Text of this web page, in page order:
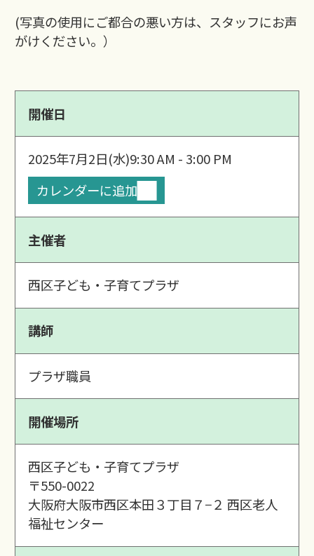
(写真の使用にご都合の悪い方は、スタッフにお声
がけください。）
開催日
2025年7月2日(水)9:30 AM - 3:00 PM
カレンダーに追加
主催者
西区子ども・子育てプラザ
講師
プラザ職員
開催場所
西区子ども・子育てプラザ
〒550-0022
大阪府大阪市西区本田３丁目７−２ 西区老人
福祉センター